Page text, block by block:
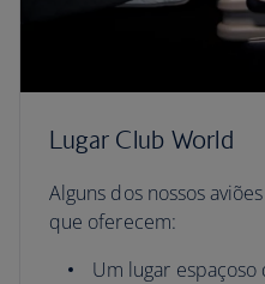
Lugar Club World
Alguns dos nossos
que oferecem:
Um lugar